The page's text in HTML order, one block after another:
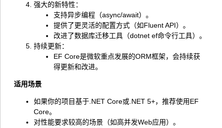
强大的新特性：
支持异步编程（async/await）。
提供了更灵活的配置方式（如Fluent API）。
改进了数据库迁移工具（dotnet ef命令行工具）。
持续更新：
EF Core是微软重点发展的ORM框架，会持续获
得更新和改进。
适用场景
如果你的项目基于.NET Core或.NET 5+，推荐使用EF
Core。
对性能要求较高的场景（如高并发Web应用）。